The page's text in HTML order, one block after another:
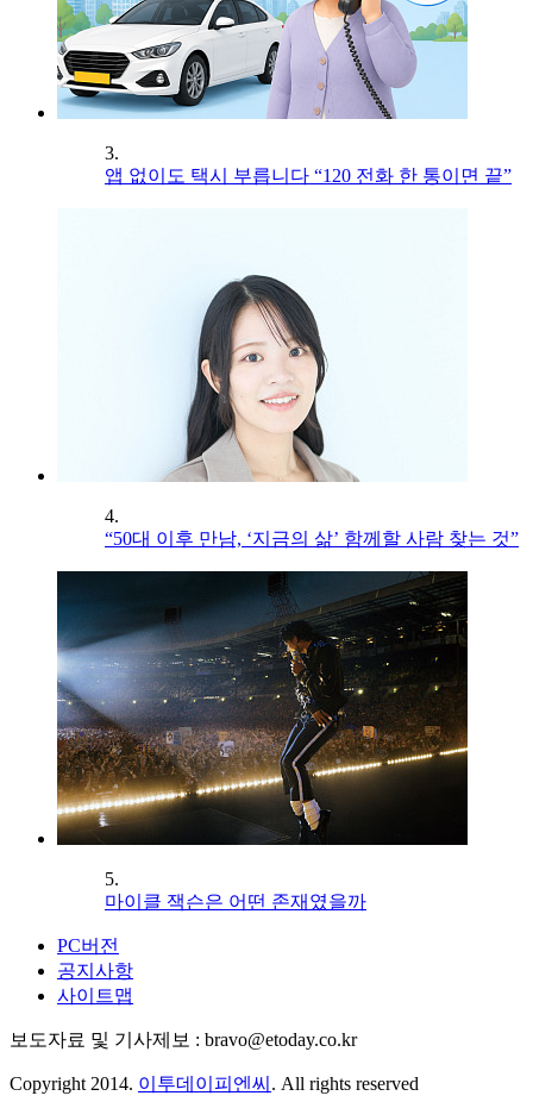
3.
앱 없이도 택시 부릅니다 “120 전화 한 통이면 끝”
4.
“50대 이후 만남, ‘지금의 삶’ 함께할 사람 찾는 것”
5.
마이클 잭슨은 어떤 존재였을까
PC버전
공지사항
사이트맵
보도자료 및 기사제보 : bravo@etoday.co.kr
Copyright 2014. 이투데이피엔씨 . All rights reserved